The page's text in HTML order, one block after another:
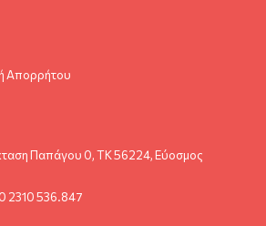
Aπορρήτου
Παπάγου 0, ΤΚ 56224, Εύοσμος
2310 536.847